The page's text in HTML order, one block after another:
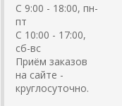
C 9:00 - 18:00, пн-
пт
С 10:00 - 17:00,
сб-вс
Приём заказов
на сайте -
круглосуточно.